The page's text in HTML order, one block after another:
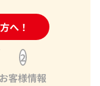
へ！
ォーム
2
お客様情報